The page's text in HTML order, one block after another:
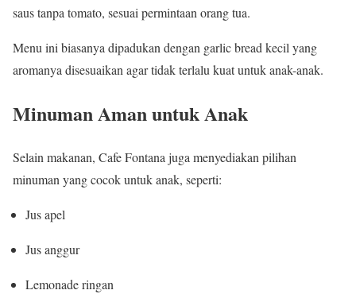
saus tanpa tomato, sesuai permintaan orang tua.
Menu ini biasanya dipadukan dengan garlic bread kecil yang
aromanya disesuaikan agar tidak terlalu kuat untuk anak-anak.
Minuman Aman untuk Anak
Selain makanan, Cafe Fontana juga menyediakan pilihan
minuman yang cocok untuk anak, seperti:
Jus apel
Jus anggur
Lemonade ringan